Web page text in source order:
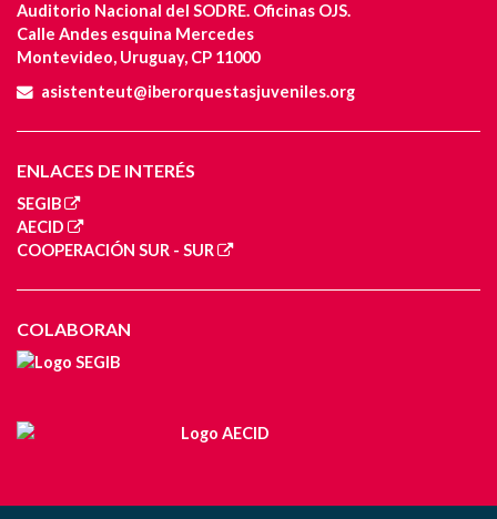
Auditorio Nacional del SODRE. Oficinas OJS.
Calle Andes esquina Mercedes
Montevideo, Uruguay, CP 11000
asistenteut@iberorquestasjuveniles.org
ENLACES DE INTERÉS
SEGIB
AECID
COOPERACIÓN SUR - SUR
COLABORAN